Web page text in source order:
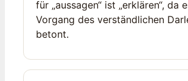
für „aussagen“ ist „erklären“, da
Vorgang des verständlichen
betont.